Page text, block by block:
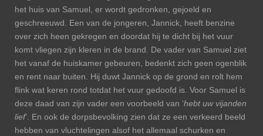
het huis van Samuel, er wordt gedronken, gejoeld en
geschreeuwd. Een van de jongeren, Jannick, heeft benzine
over zich heen gekregen en doordat hij te dicht bij het vuur
komt vliegen zijn kleren in de brand. De vader van Samuel ziet
het vanaf de huiskamer gebeuren, bedenkt zich geen ogenblik
en rent naar buiten. Hij duwt Jannick op de grond en rolt hem
flink wat keren rond totdat het vuur gedoofd is. Voor Samuel is
deze daad van zijn vader een voorbeeld van ‘hebt uw vijanden
lief’. En ook de dorpsbevolking zien dat ze een verkeerd beeld
hebben van vluchtelingen alsof het allemaal schurken en